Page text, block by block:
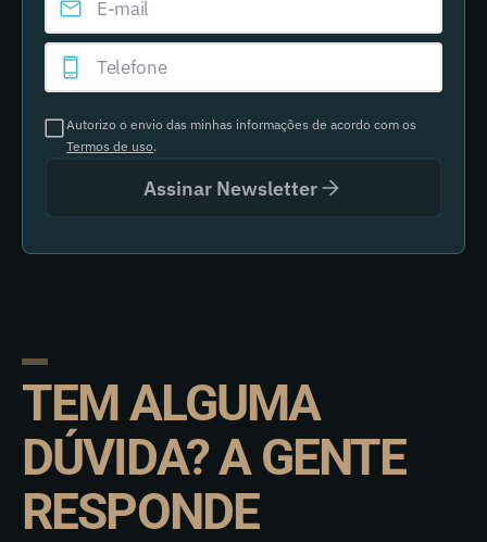
Autorizo o envio das minhas informações de acordo com os
Termos de uso.
Assinar Newsletter
TEM ALGUMA
DÚVIDA? A GENTE
RESPONDE